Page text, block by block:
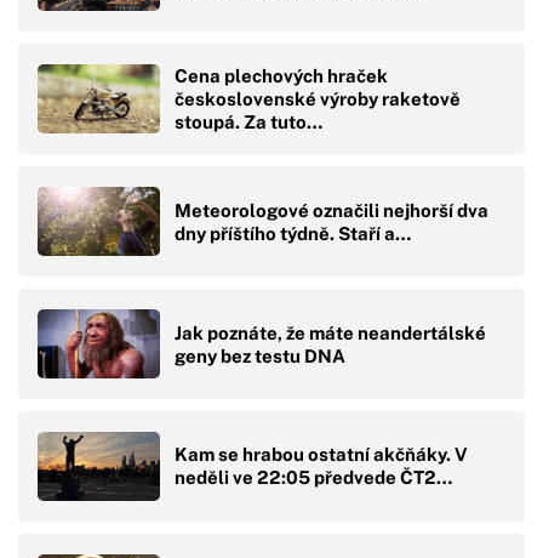
Cena plechových hraček
československé výroby raketově
stoupá. Za tuto…
Meteorologové označili nejhorší dva
dny příštího týdně. Staří a…
Jak poznáte, že máte neandertálské
geny bez testu DNA
Kam se hrabou ostatní akčňáky. V
neděli ve 22:05 předvede ČT2…